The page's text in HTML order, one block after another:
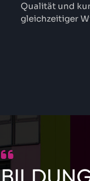
Qualität und
gleichzeitiger